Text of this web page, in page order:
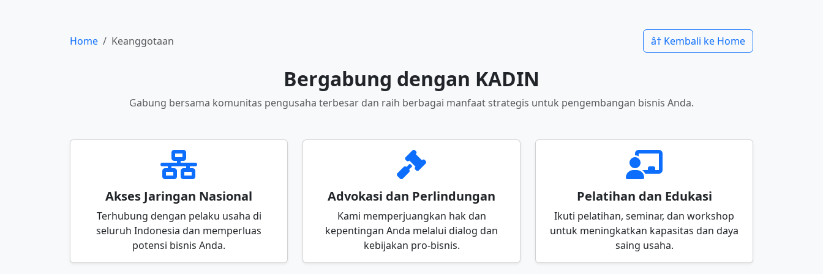
Home Keanggotaan â† Kembali ke Home
Bergabung dengan KADIN
Gabung bersama komunitas pengusaha terbesar dan raih berbagai manfaat strategis untuk pengembangan bisnis Anda.
Akses Jaringan Nasional
Terhubung dengan pelaku usaha di
seluruh Indonesia dan memperluas
potensi bisnis Anda.
Advokasi dan Perlindungan
Kami memperjuangkan hak dan
kepentingan Anda melalui dialog dan
kebijakan pro-bisnis.
Pelatihan dan Edukasi
Ikuti pelatihan, seminar, dan workshop
untuk meningkatkan kapasitas dan daya
saing usaha.